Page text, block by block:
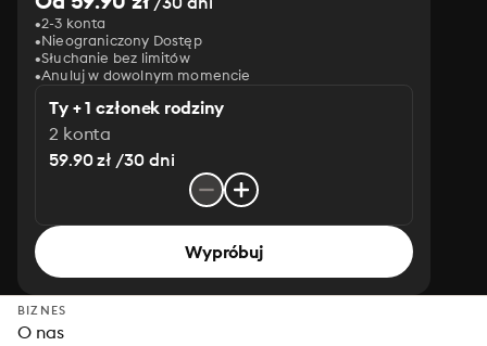
2-3 konta
Nieograniczony Dostęp
Słuchanie bez limitów
Anuluj w dowolnym momencie
Ty + 1 członek rodziny
2 konta
59.90 zł /30 dni
Wypróbuj
BIZNES
O nas